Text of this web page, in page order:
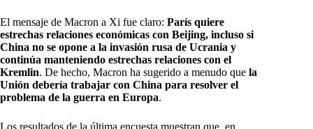
El mensaje de Macron a Xi fue claro: París quiere
estrechas relaciones económicas con Beijing, incluso si
China no se opone a la invasión rusa de Ucrania y
continúa manteniendo estrechas relaciones con el
Kremlin. De hecho, Macron ha sugerido a menudo que la
Unión debería trabajar con China para resolver el
problema de la guerra en Europa.